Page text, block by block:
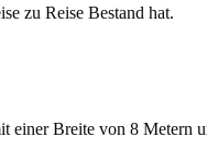
zu Reise Bestand hat.
einer Breite von 8 Metern